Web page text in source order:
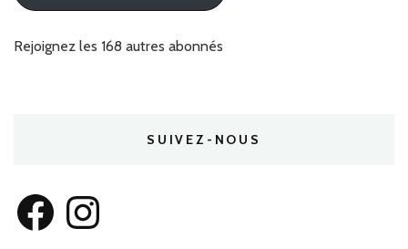
Rejoignez les 168 autres abonnés
SUIVEZ-NOUS
FacebookInstagram